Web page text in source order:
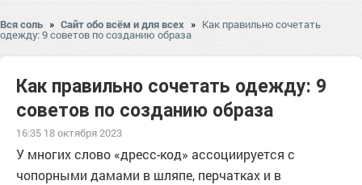
Вся соль » Сайт обо всём и для всех » Как правильно сочетать
одежду: 9 советов по созданию образа
Как правильно сочетать одежду: 9
советов по созданию образа
16:35 18 октября 2023
У многих слово «дресс-код» ассоциируется с
чопорными дамами в шляпе, перчатках и в